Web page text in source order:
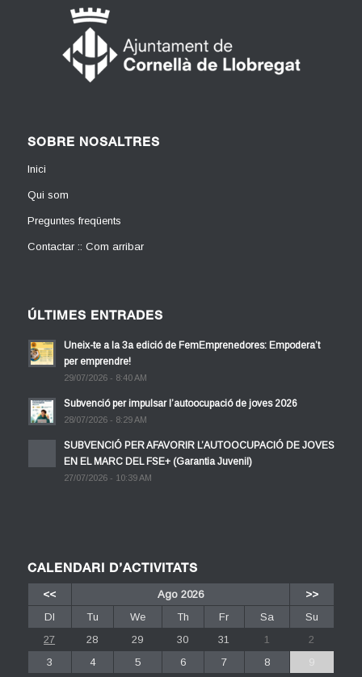
SOBRE NOSALTRES
Inici
Qui som
Preguntes freqüents
Contactar :: Com arribar
ÚLTIMES ENTRADES
Uneix-te a la 3a edició de FemEmprenedores: Empodera’t
per emprendre!
29/07/2026 - 8:40 AM
Subvenció per impulsar l’autoocupació de joves 2026
28/07/2026 - 8:29 AM
SUBVENCIÓ PER AFAVORIR L’AUTOOCUPACIÓ DE JOVES
EN EL MARC DEL FSE+ (Garantia Juvenil)
27/07/2026 - 10:39 AM
CALENDARI D’ACTIVITATS
<< Ago 2026
>>
Dl
Tu We Th Fr Sa
Su
27
28 29 30 31 1
2
3
4 5 6 7 8
9